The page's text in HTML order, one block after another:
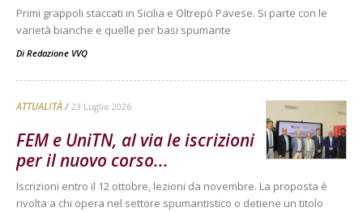
Primi grappoli staccati in Sicilia e Oltrepò Pavese. Si parte con le
varietà bianche e quelle per basi spumante
Di Redazione VVQ
ATTUALITÀ 23 Luglio 2026
FEM e UniTN, al via le iscrizioni
per il nuovo corso...
Iscrizioni entro il 12 ottobre, lezioni da novembre. La proposta è
rivolta a chi opera nel settore spumantistico o detiene un titolo